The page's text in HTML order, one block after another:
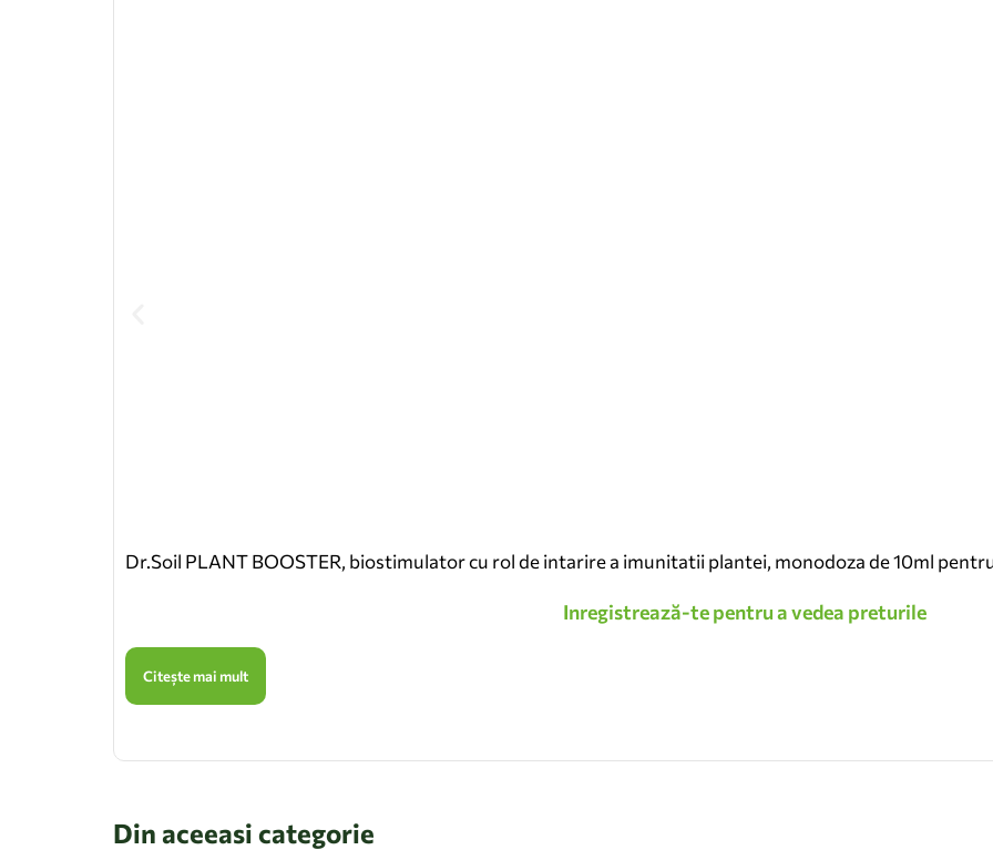
Dr.Soil PLANT BOOSTER, biostimulator cu rol de intarire a imunitatii plantei, monodoza de 10ml
Inregistrează-te pentru a vedea preturile
Citește mai mult
Din aceeasi categorie